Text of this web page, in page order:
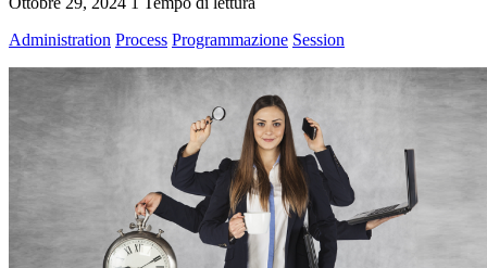
Administration Process Programmazione Session